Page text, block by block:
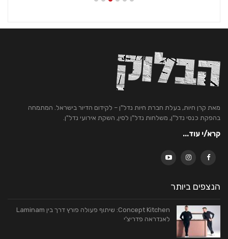
מאת קרן חיות, בעלת חברת חיות נדל"ן – לקידום הדיור בישראל. המתמחה
בהפקת כנסי נדל"ן, משלחות נדל"ן לסין, השקת אירועי נדל"ן.
קרא/י עוד...
הנצפים ביותר
Concept Kitchen: שיתוף פעולה פורץ דרך בין Laminam
לאנדראה פדריצ’י